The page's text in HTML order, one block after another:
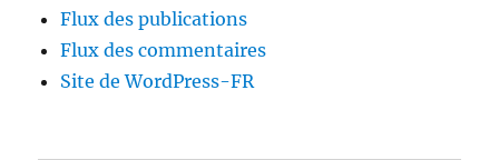
Flux des publications
Flux des commentaires
Site de WordPress-FR